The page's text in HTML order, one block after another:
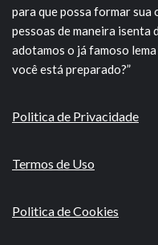
para que possa formar
pessoas de maneira isenta
adotamos o já famoso
você está preparado?”
Politica de Privacidade
Termos de Uso
Politica de Cookies